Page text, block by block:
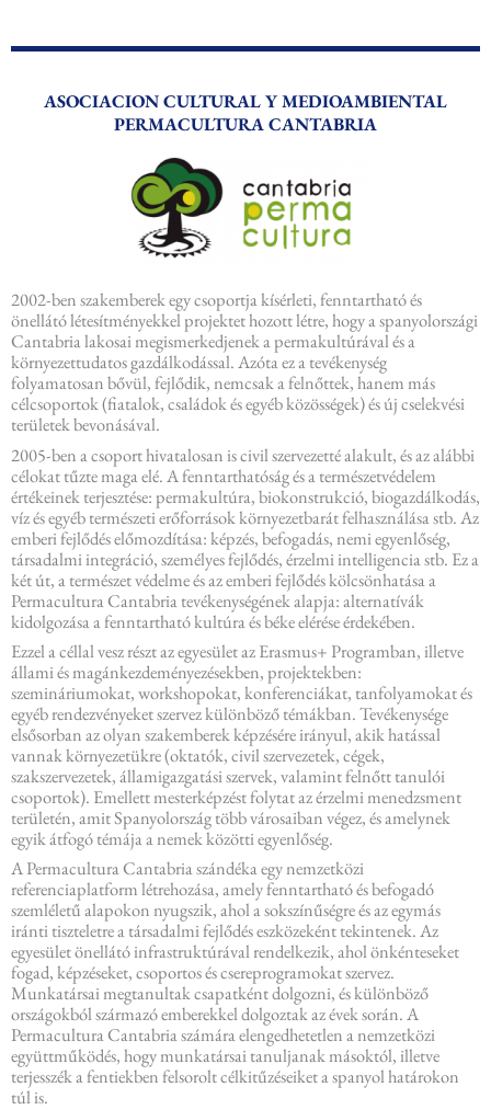
ASOCIACION CULTURAL Y MEDIOAMBIENTAL
PERMACULTURA CANTABRIA
2002-ben szakemberek egy csoportja kísérleti, fenntartható és
önellátó létesítményekkel projektet hozott létre, hogy a spanyolországi
Cantabria lakosai megismerkedjenek a permakultúrával és a
környezettudatos gazdálkodással. Azóta ez a tevékenység
folyamatosan bővül, fejlődik, nemcsak a felnőttek, hanem más
célcsoportok (fiatalok, családok és egyéb közösségek) és új cselekvési
területek bevonásával.
2005-ben a csoport hivatalosan is civil szervezetté alakult, és az alábbi
célokat tűzte maga elé. A fenntarthatóság és a természetvédelem
értékeinek terjesztése: permakultúra, biokonstrukció, biogazdálkodás,
víz és egyéb természeti erőforrások környezetbarát felhasználása stb. Az
emberi fejlődés előmozdítása: képzés, befogadás, nemi egyenlőség,
társadalmi integráció, személyes fejlődés, érzelmi intelligencia stb. Ez a
két út, a természet védelme és az emberi fejlődés kölcsönhatása a
Permacultura Cantabria tevékenységének alapja: alternatívák
kidolgozása a fenntartható kultúra és béke elérése érdekében.
Ezzel a céllal vesz részt az egyesület az Erasmus+ Programban, illetve
állami és magánkezdeményezésekben, projektekben:
szemináriumokat, workshopokat, konferenciákat, tanfolyamokat és
egyéb rendezvényeket szervez különböző témákban. Tevékenysége
elsősorban az olyan szakemberek képzésére irányul, akik hatással
vannak környezetükre (oktatók, civil szervezetek, cégek,
szakszervezetek, államigazgatási szervek, valamint felnőtt tanulói
csoportok). Emellett mesterképzést folytat az érzelmi menedzsment
területén, amit Spanyolország több városaiban végez, és amelynek
egyik átfogó témája a nemek közötti egyenlőség.
A Permacultura Cantabria szándéka egy nemzetközi
referenciaplatform létrehozása, amely fenntartható és befogadó
szemléletű alapokon nyugszik, ahol a sokszínűségre és az egymás
iránti tiszteletre a társadalmi fejlődés eszközeként tekintenek. Az
egyesület önellátó infrastruktúrával rendelkezik, ahol önkénteseket
fogad, képzéseket, csoportos és csereprogramokat szervez.
Munkatársai megtanultak csapatként dolgozni, és különböző
országokból származó emberekkel dolgoztak az évek során. A
Permacultura Cantabria számára elengedhetetlen a nemzetközi
együttműködés, hogy munkatársai tanuljanak másoktól, illetve
terjesszék a fentiekben felsorolt célkitűzéseiket a spanyol határokon
túl is.